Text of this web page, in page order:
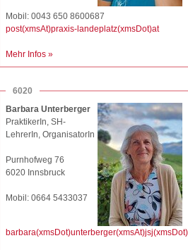
Mobil: 0043 650 8600687
post(xmsAt)praxis-landeplatz(xmsDot)at
Mehr Infos »
6020
Barbara Unterberger
PraktikerIn, SH-
LehrerIn, OrganisatorIn
Purnhofweg 76
6020 Innsbruck
Mobil: 0664 5433037